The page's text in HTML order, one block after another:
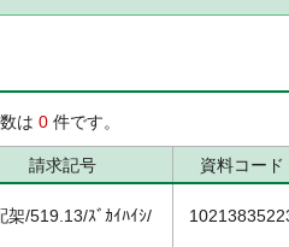
は 0 件です。
請求記号 資料コード
架/519.13/ｽﾞｶｲﾊｲｼ/